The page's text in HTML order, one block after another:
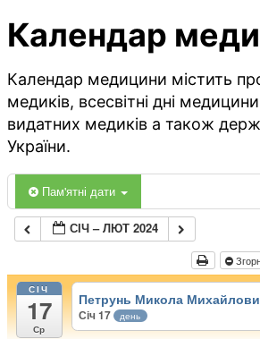
Календар
Календар медицини містить
медиків, всесвітні дні
видатних медиків а також
України.
Пам'ятні дати
СІЧ – ЛЮТ 2024
СІЧ
17
Ср
Петрунь Микола
Січ 17 день